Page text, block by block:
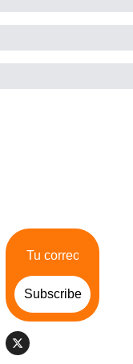
Subscribe